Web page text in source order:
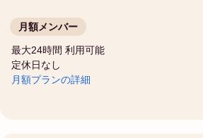
月額メンバー
最大24時間 利用可能
定休日なし
月額プランの詳細